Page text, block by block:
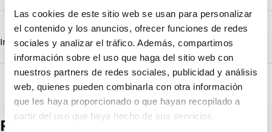
Las cookies de este sitio web se usan para personalizar
el contenido y los anuncios, ofrecer funciones de redes
sociales y analizar el tráfico. Además, compartimos
información sobre el uso que haga del sitio web con
nuestros partners de redes sociales, publicidad y análisis
web, quienes pueden combinarla con otra información
que les haya proporcionado o que hayan recopilado a
partir del uso que haya hecho de sus servicios.
CatalogoGeneral-EN.pdf
Descargar
Serie_Ecolight_1390-1391-1392.pdf
Descargar
Información destacada Detalles técnicosVista 3D
Productos destacados